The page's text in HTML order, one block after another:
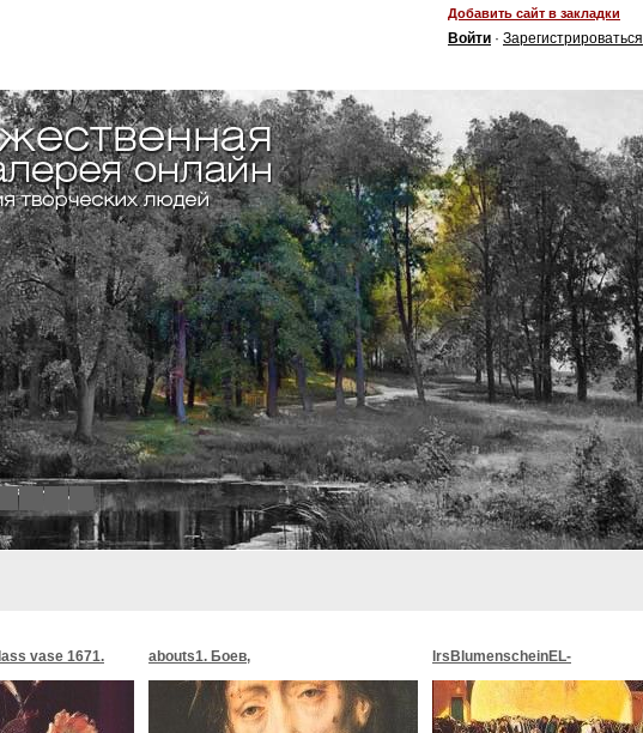
Добавить сайт в закладки
Войти · Зарегистрироваться
8
vase 1671. abouts1. Боев, lrsBlumenscheinEL-
MoonMorningstar&EveStar.